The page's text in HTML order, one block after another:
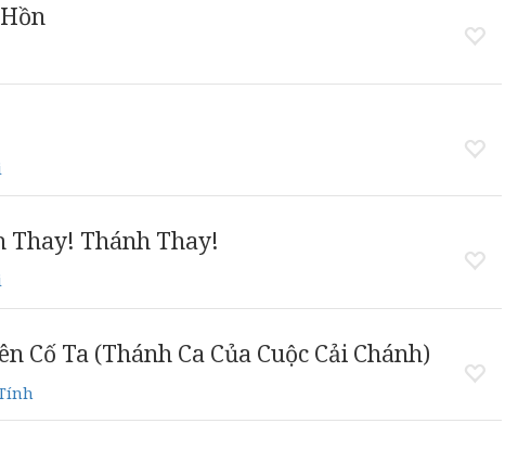
Thay! Thánh Thay!
Cố Ta (Thánh Ca Của Cuộc Cải Chánh)